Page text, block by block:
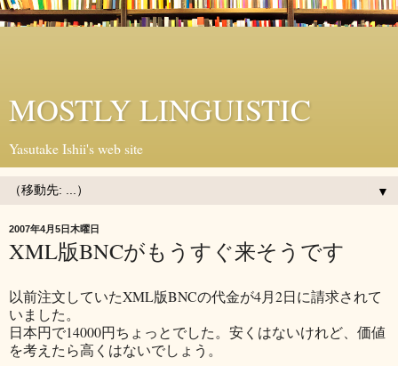
MOSTLY LINGUISTIC
Yasutake Ishii's web site
▼
2007年4月5日木曜日
XML版BNCがもうすぐ来そうです
以前注文していたXML版BNCの代金が4月2日に請求されて
いました。
日本円で14000円ちょっとでした。安くはないけれど、価値
を考えたら高くはないでしょう。